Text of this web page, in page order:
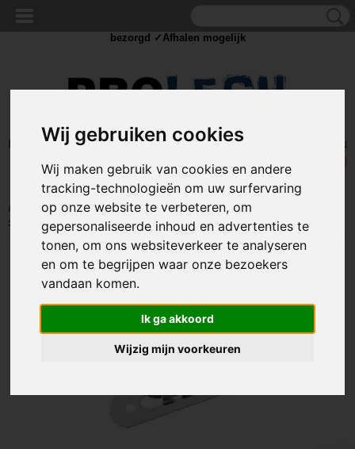
Wij gebruiken cookies
Wij maken gebruik van cookies en andere
tracking-technologieën om uw surfervaring
op onze website te verbeteren, om
gepersonaliseerde inhoud en advertenties te
tonen, om ons websiteverkeer te analyseren
en om te begrijpen waar onze bezoekers
vandaan komen.
Ik ga akkoord
Wijzig mijn voorkeuren
Inloggen Registreren
UW WINKELWAGEN
Geen producten
(0)
Home >AANHANGER TOEBEHOREN>Overige aanhanger toebehoren
>
Sjoroog - Rocking staple - 72 x 37mm - Verzinkt
bezorgd ✓Afhalen mogelijk